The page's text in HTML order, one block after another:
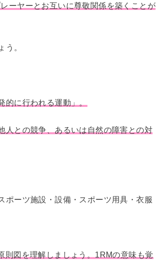
ーヤーとお互いに尊敬関係を築くことが
。
的に行われる運動」。
人との競争、あるいは自然の障害との対
ポーツ施設・設備・スポーツ用具・衣服
則図を理解しましょう。1RMの意味も覚